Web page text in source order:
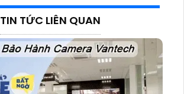
TIN TỨC LIÊN QUAN